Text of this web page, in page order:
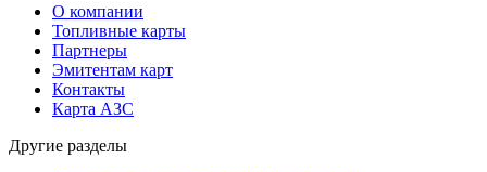
О компании
Топливные карты
Партнеры
Эмитентам карт
Контакты
Карта АЗС
Другие разделы